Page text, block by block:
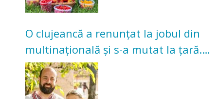
O clujeancă a renunțat la jobul din
multinațională și s-a mutat la țară.
Acum cultivă legume în grădina
bunicilor